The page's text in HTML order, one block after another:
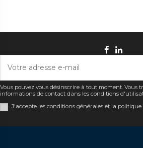
Vous pouvez vous désinscrire à tout moment. Vous
informations de contact dans les conditions
J'accepte les conditions générales et la